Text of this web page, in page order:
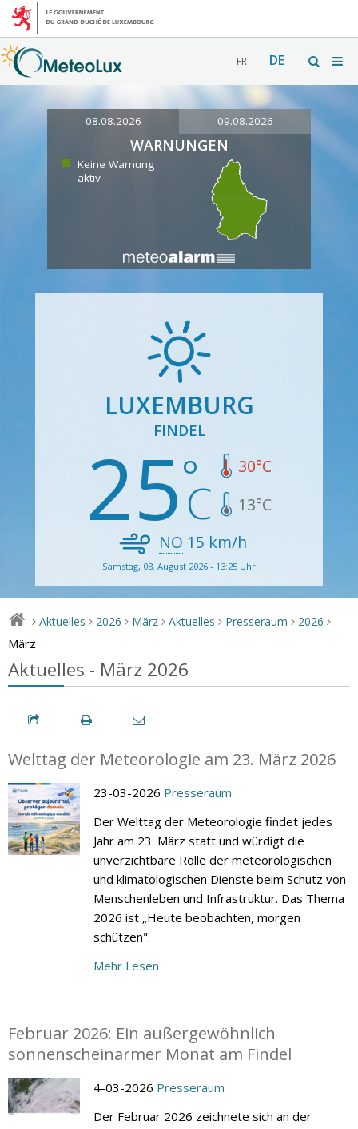
FR DE
08.08.2026 09.08.2026
WARNUNGEN
Keine Warnung
aktiv
LUXEMBURG
FINDEL
25 30°C
13°C
NO 15 km/h
Samstag, 08. August 2026 - 13:25 Uhr
> Aktuelles > 2026 > März > Aktuelles > Presseraum > 2026 >
März
Aktuelles - März 2026
Welttag der Meteorologie am 23. März 2026
23-03-2026 Presseraum
Der Welttag der Meteorologie findet jedes
Jahr am 23. März statt und würdigt die
unverzichtbare Rolle der meteorologischen
und klimatologischen Dienste beim Schutz von
Menschenleben und Infrastruktur. Das Thema
2026 ist „Heute beobachten, morgen
schützen".
Mehr Lesen
Februar 2026: Ein außergewöhnlich
sonnenscheinarmer Monat am Findel
4-03-2026 Presseraum
Der Februar 2026 zeichnete sich an der